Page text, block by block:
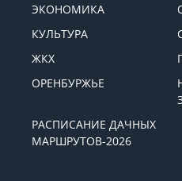
ЭКОНОМИКА
КУЛЬТУРА
ЖКХ
ОРЕНБУРЖЬЕ
РАСПИСАНИЕ ДАЧНЫХ
МАРШРУТОВ-2026